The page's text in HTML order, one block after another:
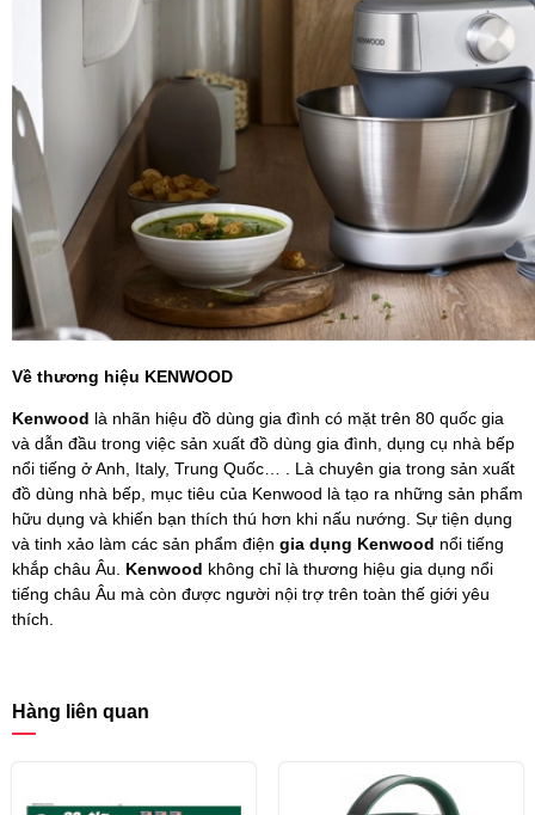
Về thương hiệu KENWOOD
Kenwood là nhãn hiệu đồ dùng gia đình có mặt trên 80 quốc gia
và dẫn đầu trong việc sản xuất đồ dùng gia đình, dụng cụ nhà bếp
nổi tiếng ở Anh, Italy, Trung Quốc… . Là chuyên gia trong sản xuất
đồ dùng nhà bếp, mục tiêu của Kenwood là tạo ra những sản phẩm
hữu dụng và khiến bạn thích thú hơn khi nấu nướng. Sự tiện dụng
và tinh xảo làm các sản phẩm điện gia dụng Kenwood nổi tiếng
khắp châu Âu. Kenwood không chỉ là thương hiệu gia dụng nổi
tiếng châu Âu mà còn được người nội trợ trên toàn thế giới yêu
thích.
Hàng liên quan